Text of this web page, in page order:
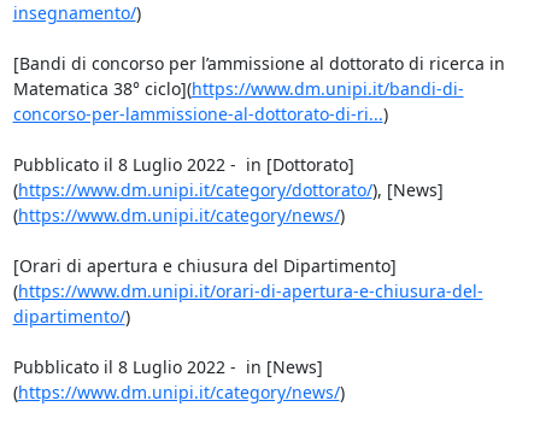
insegnamento/)
[Bandi di concorso per l’ammissione al dottorato di ricerca in
Matematica 38° ciclo](https://www.dm.unipi.it/bandi-di-
concorso-per-lammissione-al-dottorato-di-ri...)
Pubblicato il 8 Luglio 2022 -  in [Dottorato]
(https://www.dm.unipi.it/category/dottorato/), [News]
(https://www.dm.unipi.it/category/news/)
[Orari di apertura e chiusura del Dipartimento]
(https://www.dm.unipi.it/orari-di-apertura-e-chiusura-del-
dipartimento/)
Pubblicato il 8 Luglio 2022 -  in [News]
(https://www.dm.unipi.it/category/news/)